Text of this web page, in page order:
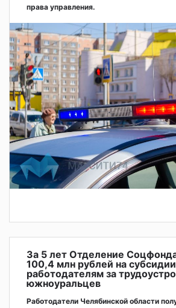
права управления.
За 5 лет Отделение
100,4 млн рублей на субсидии
работодателям за
южноуральцев
Работодатели Челябинской области